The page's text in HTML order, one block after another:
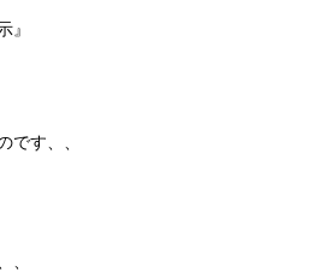
』
です、、
、